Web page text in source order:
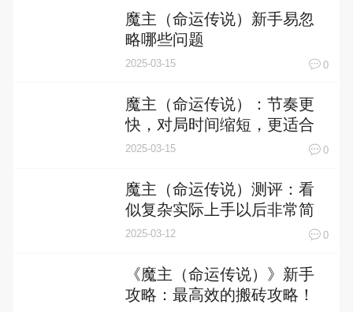
魔主（命运传说）新手易忽
略哪些问题
2025-03-15 0
魔主（命运传说）：节奏更
快，对局时间缩短，更适合
新人上手
2025-03-15 0
魔主（命运传说）测评：看
似复杂实际上手以后非常简
单
2025-03-12 0
《魔主（命运传说）》新手
攻略：最高效的搬砖攻略！